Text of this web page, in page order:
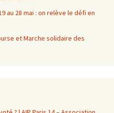
au 28 mai : on relève le défi en
et Marche solidaire des